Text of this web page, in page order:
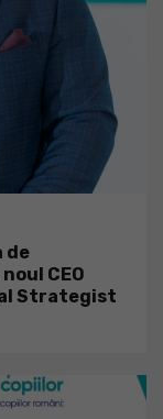
de
CEO
Strategist